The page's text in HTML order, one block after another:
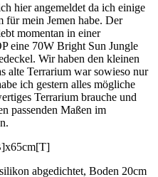
hier angemeldet da ich einige
für mein Jemen habe. Der
momentan in einer
eine 70W Bright Sun Jungle
Wir haben den kleinen
alte Terrarium war sowieso nur
ich gestern alles mögliche
Terrarium brauche und
passenden Maßen im
abgedichtet, Boden 20cm